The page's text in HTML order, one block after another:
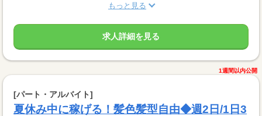
もっと見る
求人詳細を見る
1週間以内公開
[パート・アルバイト]
夏休み中に稼げる！髪色髪型自由◆週2日/1日3